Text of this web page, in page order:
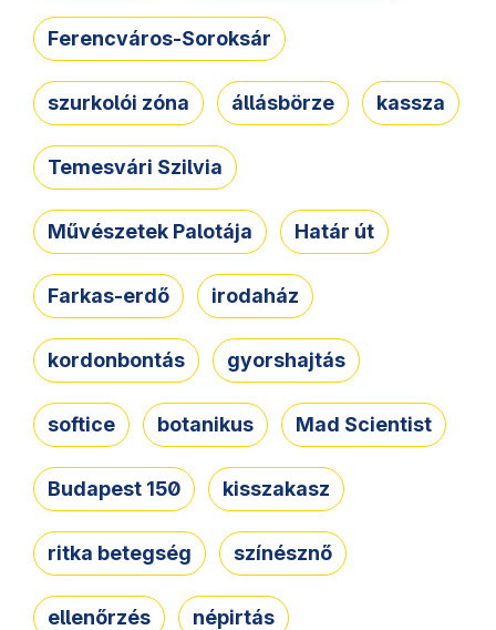
Ferencváros-Soroksár
szurkolói zóna állásbörze kassza
Temesvári Szilvia
Művészetek Palotája Határ út
Farkas-erdő irodaház
kordonbontás gyorshajtás
softice botanikus Mad Scientist
Budapest 150 kisszakasz
ritka betegség színésznő
ellenőrzés népirtás